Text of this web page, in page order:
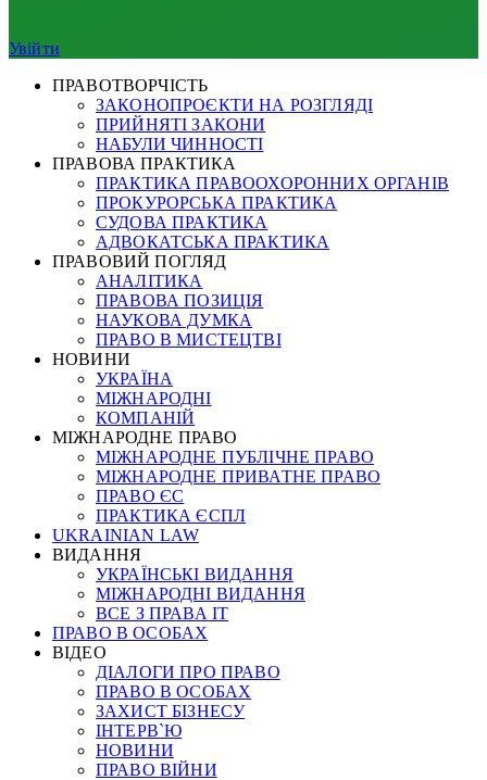
Увійти
ПРАВОТВОРЧІСТЬ
ЗАКОНОПРОЄКТИ НА РОЗГЛЯДІ
ПРИЙНЯТІ ЗАКОНИ
НАБУЛИ ЧИННОСТІ
ПРАВОВА ПРАКТИКА
ПРАКТИКА ПРАВООХОРОННИХ ОРГАНІВ
ПРОКУРОРСЬКА ПРАКТИКА
СУДОВА ПРАКТИКА
АДВОКАТСЬКА ПРАКТИКА
ПРАВОВИЙ ПОГЛЯД
АНАЛІТИКА
ПРАВОВА ПОЗИЦІЯ
НАУКОВА ДУМКА
ПРАВО В МИСТЕЦТВІ
НОВИНИ
УКРАЇНА
МІЖНАРОДНІ
КОМПАНІЙ
МІЖНАРОДНЕ ПРАВО
МІЖНАРОДНЕ ПУБЛІЧНЕ ПРАВО
МІЖНАРОДНЕ ПРИВАТНЕ ПРАВО
ПРАВО ЄС
ПРАКТИКА ЄСПЛ
UKRAINIAN LAW
ВИДАННЯ
УКРАЇНСЬКІ ВИДАННЯ
МІЖНАРОДНІ ВИДАННЯ
ВСЕ З ПРАВА ІТ
ПРАВО В ОСОБАХ
ВІДЕО
ДІАЛОГИ ПРО ПРАВО
ПРАВО В ОСОБАХ
ЗАХИСТ БІЗНЕСУ
ІНТЕРВ`Ю
НОВИНИ
ПРАВО ВІЙНИ